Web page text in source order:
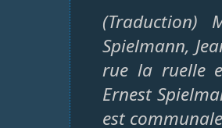
(Traduction)
Spielmann,
rue la ruelle
Ernest
est